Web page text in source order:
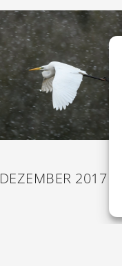
DEZEMBER 2017